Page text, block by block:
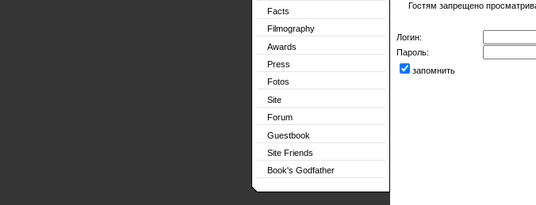
Facts
Filmography
Awards
Press
Fotos
Site
Forum
Guestbook
Site Friends
Book's Godfather
Гостям запрещено
Логин:
Пароль:
запомнить